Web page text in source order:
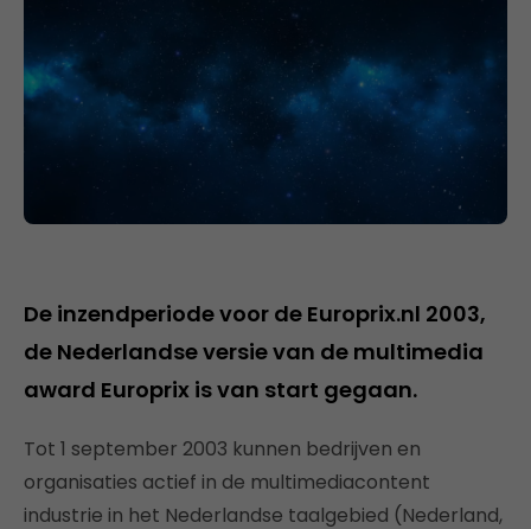
De inzendperiode voor de Europrix.nl 2003,
de Nederlandse versie van de multimedia
award Europrix is van start gegaan.
Tot 1 september 2003 kunnen bedrijven en
organisaties actief in de multimediacontent
industrie in het Nederlandse taalgebied (Nederland,